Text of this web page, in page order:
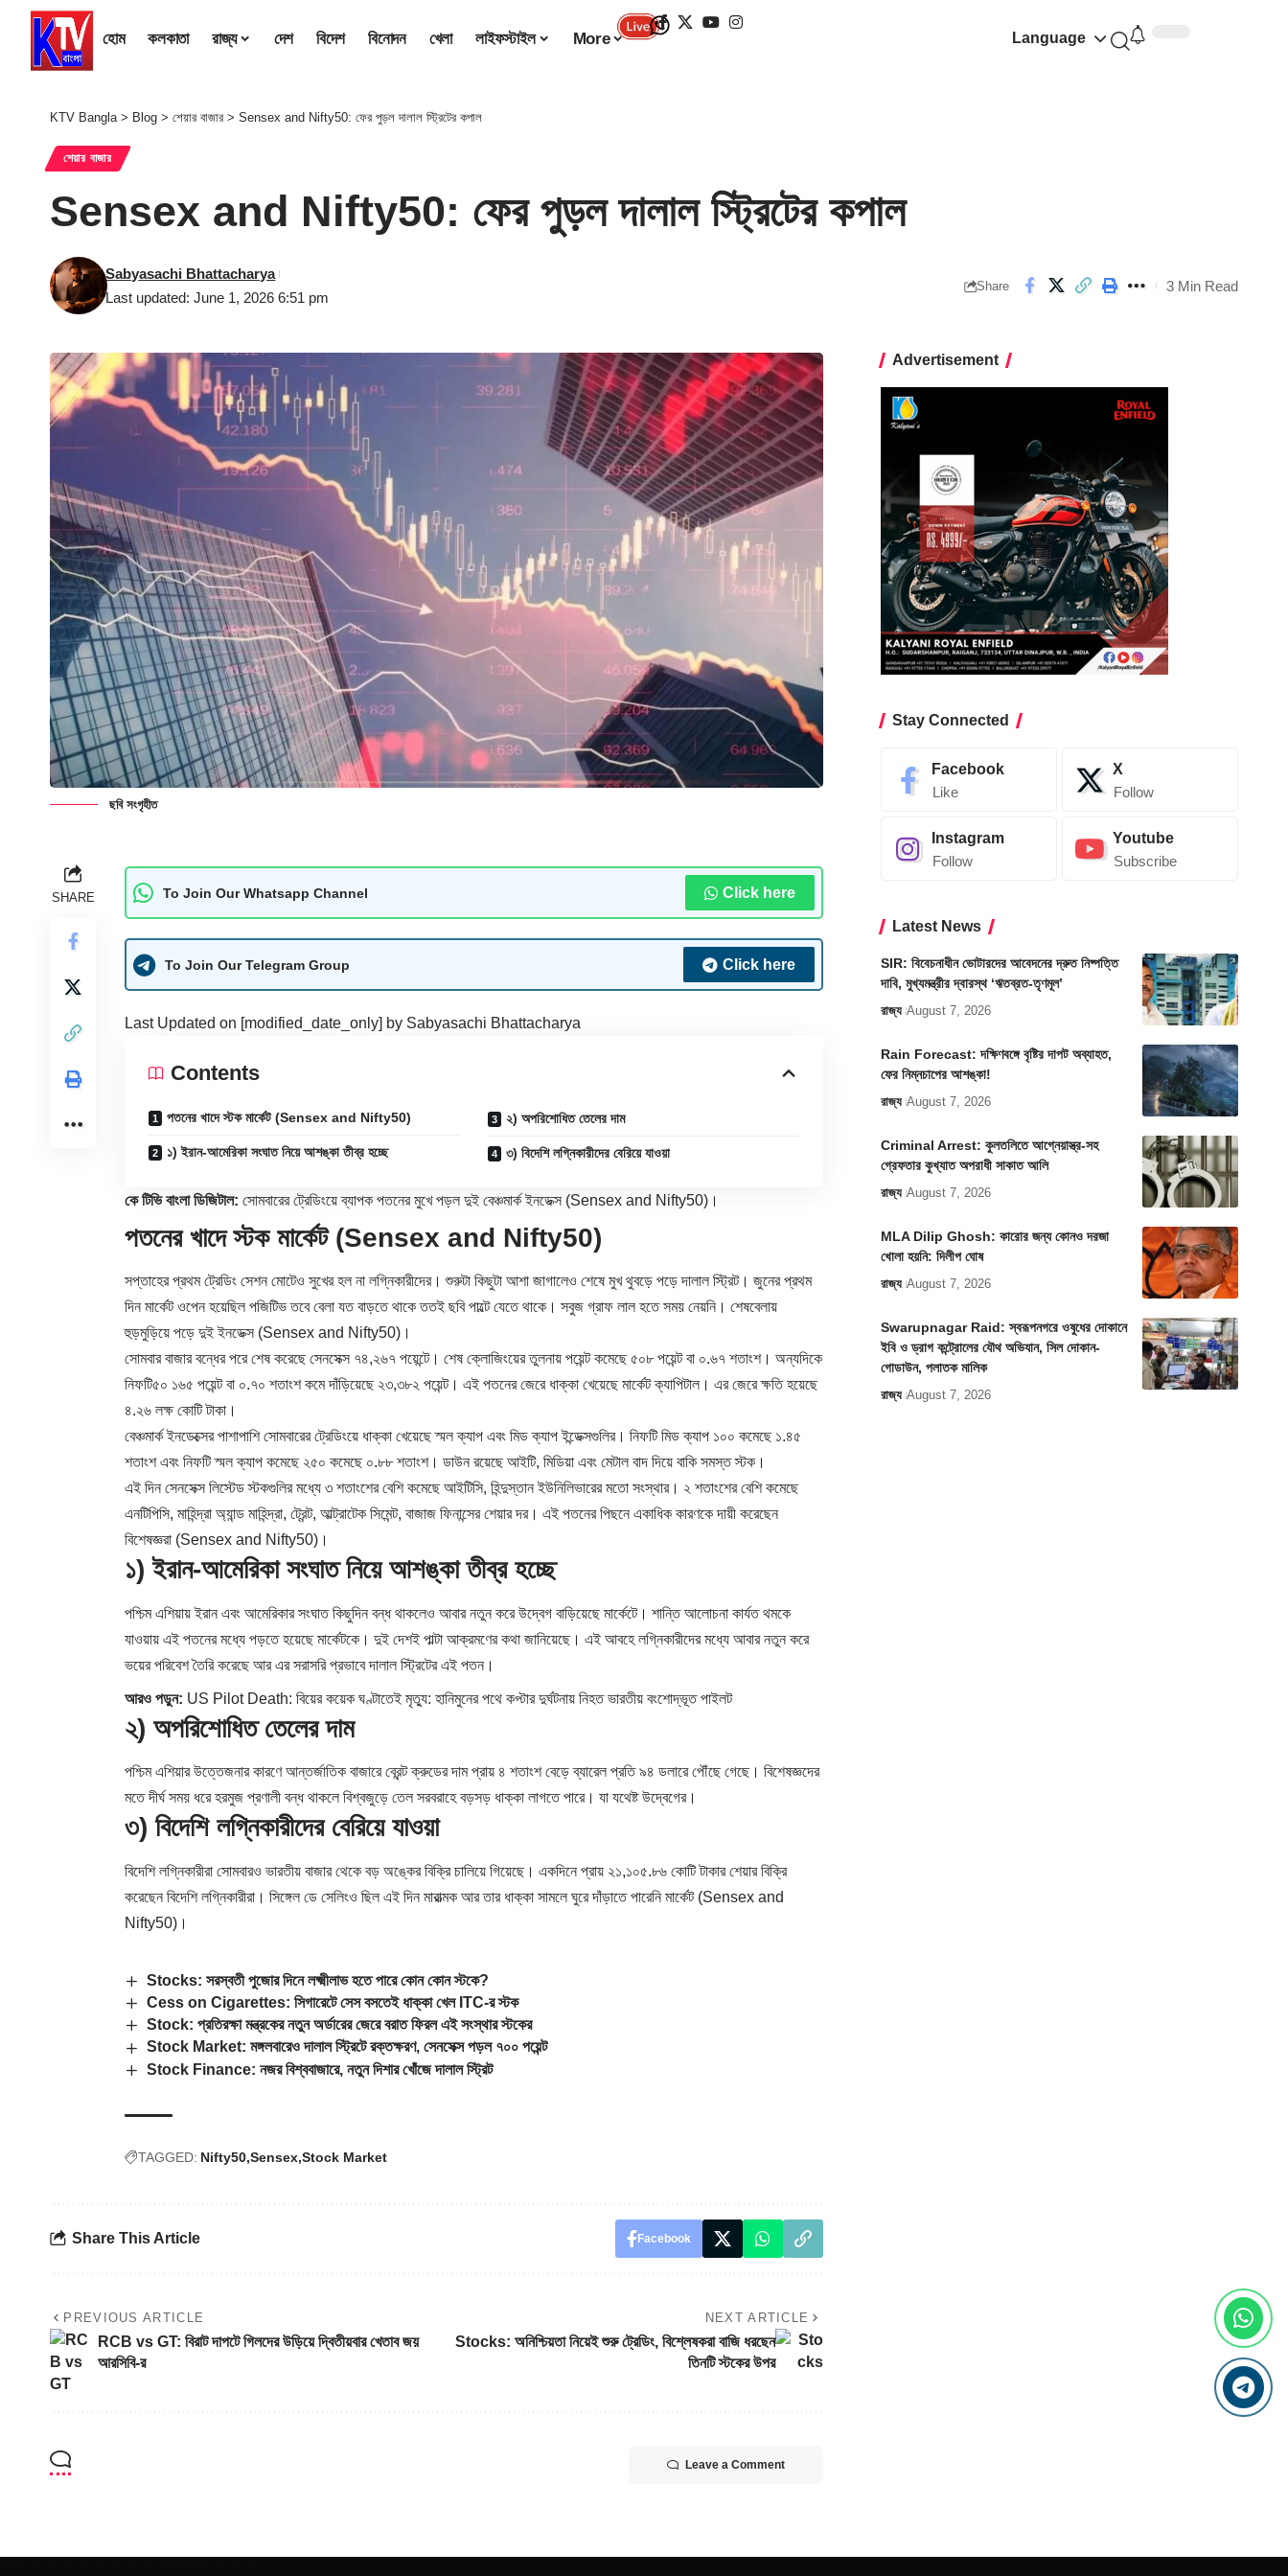
হোম কলকাতা রাজ্য দেশ বিদেশ বিনোদন খেলা লাইফস্টাইল More Language
KTV Bangla> Blog > শেয়ার বাজার > Sensex and Nifty50: ফের পুড়ল দালাল স্ট্রিটের কপাল
শেয়ার বাজার
Sensex and Nifty50: ফের পুড়ল দালাল স্ট্রিটের কপাল
Last updated: June 1, 2026 6:51 pm
Sabyasachi Bhattacharya
Share 3 Min Read
ছবি সংগৃহীত
SHARE To Join Our Whatsapp Channel Click here
To Join Our Telegram Group Click here
Last Updated on [modified_date_only] by Sabyasachi Bhattacharya
Contents
পতনের খাদে স্টক মার্কেট (Sensex and Nifty50)
১) ইরান-আমেরিকা সংঘাত নিয়ে আশঙ্কা তীব্র হচ্ছে
২) অপরিশোধিত তেলের দাম
৩) বিদেশি লগ্নিকারীদের বেরিয়ে যাওয়া
কে টিভি বাংলা ডিজিটাল: সোমবারের ট্রেডিংয়ে ব্যাপক পতনের মুখে পড়ল দুই বেঞ্চমার্ক ইনডেক্স (Sensex and Nifty50)।
পতনের খাদে স্টক মার্কেট (Sensex and Nifty50)
সপ্তাহের প্রথম ট্রেডিং সেশন মোটেও সুখের হল না লগ্নিকারীদের। শুরুটা কিছুটা আশা জাগালেও শেষে মুখ থুবড়ে পড়ে দালাল স্ট্রিট। জুনের প্রথম
দিন মার্কেট ওপেন হয়েছিল পজিটিভ তবে বেলা যত বাড়তে থাকে ততই ছবি পাল্টে যেতে থাকে। সবুজ গ্রাফ লাল হতে সময় নেয়নি। শেষবেলায়
হুড়মুড়িয়ে পড়ে দুই ইনডেক্স (Sensex and Nifty50)।
সোমবার বাজার বন্ধের পরে শেষ করেছে সেনসেক্স ৭৪,২৬৭ পয়েন্টে। শেষ ক্লোজিংয়ের তুলনায় পয়েন্ট কমেছে ৫০৮ পয়েন্ট বা ০.৬৭ শতাংশ। অন্যদিকে
নিফটি৫০ ১৬৫ পয়েন্ট বা ০.৭০ শতাংশ কমে দাঁড়িয়েছে ২৩,৩৮২ পয়েন্ট। এই পতনের জেরে ধাক্কা খেয়েছে মার্কেট ক্যাপিটাল। এর জেরে ক্ষতি হয়েছে
৪.২৬ লক্ষ কোটি টাকা।
বেঞ্চমার্ক ইনডেক্সের পাশাপাশি সোমবারের ট্রেডিংয়ে ধাক্কা খেয়েছে স্মল ক্যাপ এবং মিড ক্যাপ ইন্ডেক্সগুলির। নিফটি মিড ক্যাপ ১০০ কমেছে ১.৪৫
শতাংশ এবং নিফটি স্মল ক্যাপ কমেছে ২৫০ কমেছে ০.৮৮ শতাংশ। ডাউন রয়েছে আইটি, মিডিয়া এবং মেটাল বাদ দিয়ে বাকি সমস্ত স্টক।
এই দিন সেনসেক্স লিস্টেড স্টকগুলির মধ্যে ৩ শতাংশের বেশি কমেছে আইটিসি, হিন্দুস্তান ইউনিলিভারের মতো সংস্থার। ২ শতাংশের বেশি কমেছে
এনটিপিসি, মাহিন্দ্রা অ্যান্ড মাহিন্দ্রা, ট্রেন্ট, আল্ট্রাটেক সিমেন্ট, বাজাজ ফিনান্সের শেয়ার দর। এই পতনের পিছনে একাধিক কারণকে দায়ী করেছেন
বিশেষজ্ঞরা (Sensex and Nifty50)।
১) ইরান-আমেরিকা সংঘাত নিয়ে আশঙ্কা তীব্র হচ্ছে
পশ্চিম এশিয়ায় ইরান এবং আমেরিকার সংঘাত কিছুদিন বন্ধ থাকলেও আবার নতুন করে উদ্বেগ বাড়িয়েছে মার্কেটে। শান্তি আলোচনা কার্যত থমকে
যাওয়ায় এই পতনের মধ্যে পড়তে হয়েছে মার্কেটকে। দুই দেশই পাল্টা আক্রমণের কথা জানিয়েছে। এই আবহে লগ্নিকারীদের মধ্যে আবার নতুন করে
ভয়ের পরিবেশ তৈরি করেছে আর এর সরাসরি প্রভাবে দালাল স্ট্রিটের এই পতন।
আরও পড়ুন: US Pilot Death: বিয়ের কয়েক ঘণ্টাতেই মৃত্যু: হানিমুনের পথে কপ্টার দুর্ঘটনায় নিহত ভারতীয় বংশোদ্ভূত পাইলট
২) অপরিশোধিত তেলের দাম
পশ্চিম এশিয়ার উত্তেজনার কারণে আন্তর্জাতিক বাজারে ব্রেন্ট ক্রুডের দাম প্রায় ৪ শতাংশ বেড়ে ব্যারেল প্রতি ৯৪ ডলারে পৌঁছে গেছে। বিশেষজ্ঞদের
মতে দীর্ঘ সময় ধরে হরমুজ প্রণালী বন্ধ থাকলে বিশ্বজুড়ে তেল সরবরাহে বড়সড় ধাক্কা লাগতে পারে। যা যথেষ্ট উদ্বেগের।
৩) বিদেশি লগ্নিকারীদের বেরিয়ে যাওয়া
বিদেশি লগ্নিকারীরা সোমবারও ভারতীয় বাজার থেকে বড় অঙ্কের বিক্রি চালিয়ে গিয়েছে। একদিনে প্রায় ২১,১০৫.৮৬ কোটি টাকার শেয়ার বিক্রি
করেছেন বিদেশি লগ্নিকারীরা। সিঙ্গেল ডে সেলিংও ছিল এই দিন মারাত্মক আর তার ধাক্কা সামলে ঘুরে দাঁড়াতে পারেনি মার্কেট (Sensex and
Nifty50)।
Stocks: সরস্বতী পুজোর দিনে লক্ষ্মীলাভ হতে পারে কোন কোন স্টকে?
Cess on Cigarettes: সিগারেটে সেস বসতেই ধাক্কা খেল ITC-র স্টক
Stock: প্রতিরক্ষা মন্ত্রকের নতুন অর্ডারের জেরে বরাত ফিরল এই সংস্থার স্টকের
Stock Market: মঙ্গলবারেও দালাল স্ট্রিটে রক্তক্ষরণ, সেনসেক্স পড়ল ৭০০ পয়েন্ট
Stock Finance: নজর বিশ্ববাজারে, নতুন দিশার খোঁজে দালাল স্ট্রিট
TAGGED: Nifty50 Sensex Stock Market
Share This Article Facebook
PREVIOUS ARTICLE
RCB vs GT: বিরাট দাপটে গিলদের উড়িয়ে দ্বিতীয়বার খেতাব জয়
আরসিবি-র
NEXT ARTICLE
Stocks: অনিশ্চিয়তা নিয়েই শুরু ট্রেডিং, বিশ্লেষকরা বাজি ধরছেন
তিনটি স্টকের উপর
Leave a Comment
Advertisement
Stay Connected
Facebook
Like
X
Follow
Instagram
Follow
Youtube
Subscribe
Latest News
SIR: বিবেচনাধীন ভোটারদের আবেদনের দ্রুত নিষ্পত্তি
দাবি, মুখ্যমন্ত্রীর দ্বারস্থ ‘ঋতব্রত-তৃণমূল’
রাজ্য August 7, 2026
Rain Forecast: দক্ষিণবঙ্গে বৃষ্টির দাপট অব্যাহত,
ফের নিম্নচাপের আশঙ্কা!
রাজ্য August 7, 2026
Criminal Arrest: কুলতলিতে আগ্নেয়াস্ত্র-সহ
গ্রেফতার কুখ্যাত অপরাধী সাকাত আলি
রাজ্য August 7, 2026
MLA Dilip Ghosh: কারোর জন্য কোনও দরজা
খোলা হয়নি: দিলীপ ঘোষ
রাজ্য August 7, 2026
Swarupnagar Raid: স্বরূপনগরে ওষুধের দোকানে
ইবি ও ড্রাগ কন্ট্রোলের যৌথ অভিযান, সিল দোকান-
গোডাউন, পলাতক মালিক
রাজ্য August 7, 2026